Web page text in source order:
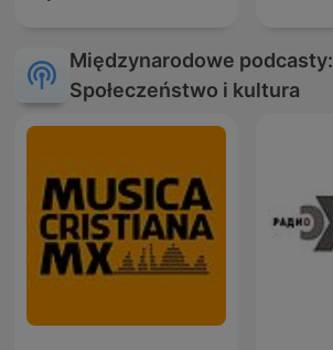
Międzynarodowe podcasty:
Społeczeństwo i kultura